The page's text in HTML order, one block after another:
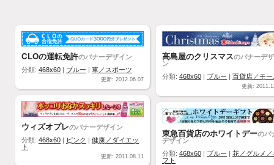
CLOの運転免許のバナーデザイン
分類: 468x60 ブルー 車／スポーツ
更新: 2012.06.07
高島屋のクリスマスのバナーデ
ン
分類: 468x60 ブルー 百貨店／モー
更新:
ウィズオプレのバナーデザイン
分類: 468x60 ピンク
健康／ダイエッ
ト
更新: 2011.08.11
東急百貨店のホワイトデーのバ
デザイン
分類: 468x60 ブルー
花／グルメ／
フト